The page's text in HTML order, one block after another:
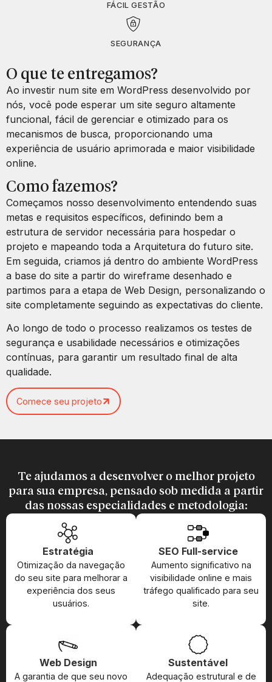
FÁCIL GESTÃO
SEGURANÇA
O que te entregamos?
Ao investir num site em WordPress desenvolvido por
nós, você pode esperar um site seguro altamente
funcional, fácil de gerenciar e otimizado para os
mecanismos de busca, proporcionando uma
experiência de usuário aprimorada e maior visibilidade
online.
Como fazemos?
Começamos nosso desenvolvimento entendendo suas
metas e requisitos específicos, definindo bem a
estrutura de servidor necessária para hospedar o
projeto e mapeando toda a Arquitetura do futuro site.
Em seguida, criamos já dentro do ambiente WordPress
a base do site a partir do wireframe desenhado e
partimos para a etapa de Web Design, personalizando o
site completamente seguindo as expectativas do cliente.
Ao longo de todo o processo realizamos os testes de
segurança e usabilidade necessários e otimizações
contínuas, para garantir um resultado final de alta
qualidade.
Comece seu projeto
Te ajudamos a desenvolver o melhor projeto
para sua empresa, pensado sob medida a partir
das nossas especialidades e metodologia:
Estratégia
Otimização da navegação
do seu site para melhorar a
experiência dos seus
usuários.
SEO Full-service
Aumento significativo na
visibilidade online e mais
tráfego qualificado para seu
site.
Web Design
A garantia de que seu novo
Sustentável
Adequação estrutural e de